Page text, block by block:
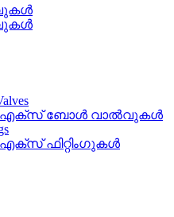
പി‌എക്സ് ബോൾ വാൽവുകൾ
ഫിറ്റിംഗുകൾ